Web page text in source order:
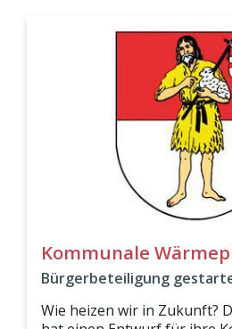
Kommunale
Bürgerbeteiligung
Wie heizen wir in Zukunft?